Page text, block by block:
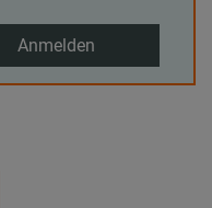
Anmelden